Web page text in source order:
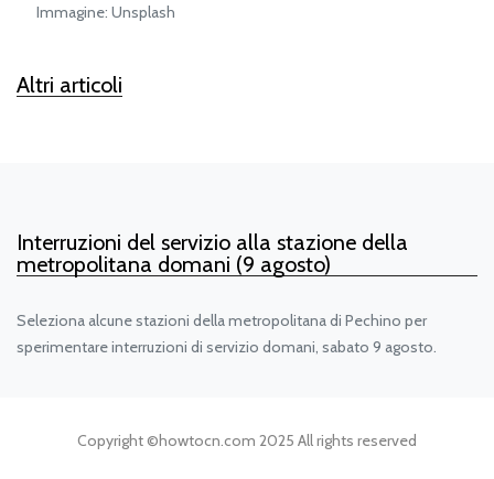
Immagine: Unsplash
Altri articoli
Interruzioni del servizio alla stazione della
metropolitana domani (9 agosto)
Seleziona alcune stazioni della metropolitana di Pechino per
sperimentare interruzioni di servizio domani, sabato 9 agosto.
Copyright ©howtocn.com 2025 All rights reserved